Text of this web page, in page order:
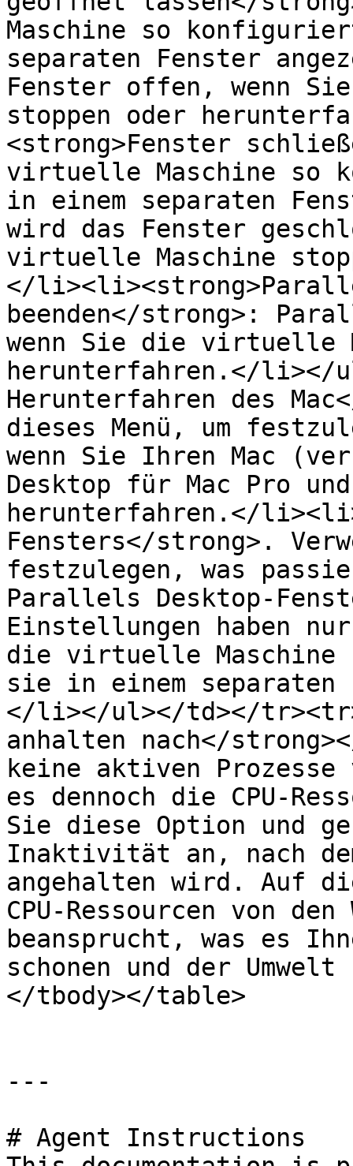
Maschine so
separaten Fenster
Fenster offen, wenn
stoppen oder
<strong>Fenster
virtuelle Maschine so
in einem separaten
wird das Fenster
virtuelle Maschine
</
beenden</strong>:
wenn Sie die virtuelle
herunterfahren.</li></
Herunterfahren des
dieses Menü, um
wenn Sie Ihren Mac
Desktop für Mac Pro
herunterfahren.</
Fensters</strong>.
festzulegen, was
Parallels Desktop-
Einstellungen haben
die virtuelle
sie in einem
</li></ul></td></
anhalten nach</
keine aktiven
es dennoch die CPU-
Sie diese Option und
Inaktivität an, nach
angehalten wird. Auf
CPU-Ressourcen von
beansprucht, was es
schonen und der
</tbody></table>
---
# Agent Instructions